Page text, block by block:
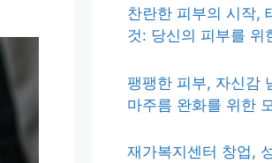
찬란한 피부의 시작,
것: 당신의 피부를 위
팽팽한 피부, 자신감
마주름 완화를 위한
재가복지센터 창업,